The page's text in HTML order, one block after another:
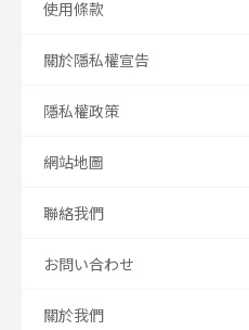
使用條款
關於隱私權宣告
隱私權政策
網站地圖
聯絡我們
お問い合わせ
關於我們